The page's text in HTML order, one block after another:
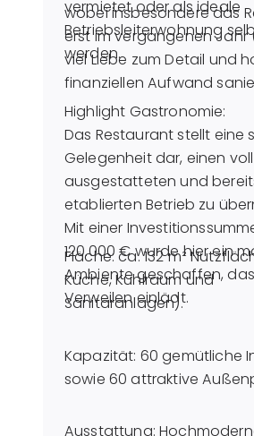
vermietet oder als ideale
Betriebsleiterwohnung
werden.
wobei insbesondere das
erst im vergangenen Jahr
viel Liebe zum Detail und
finanziellen Aufwand
Highlight Gastronomie:
Das Restaurant stellt eine
Gelegenheit dar, einen voll
ausgestatteten und
etablierten Betrieb zu
Mit einer
120.000 € wurde hier ein
Ambiente geschaffen,
Verweilen einlädt.
Fläche: ca. 132 m²
Küche, Kühlraum und
Sanitäranlagen).
Kapazität: 60 gemütliche
sowie 60 attraktive
Ausstattung: